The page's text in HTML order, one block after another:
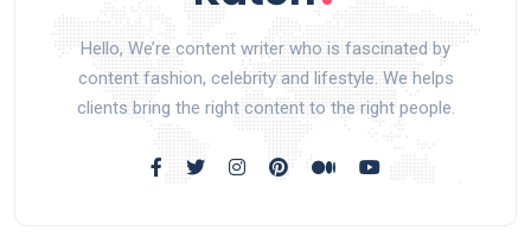
Hello, We’re content writer who is fascinated by
content fashion, celebrity and lifestyle. We helps
clients bring the right content to the right people.